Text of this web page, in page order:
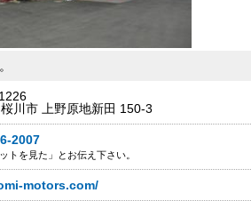
川市 上野原地新田 150-3
2007
トを見た」とお伝え下さい。
motors.com/